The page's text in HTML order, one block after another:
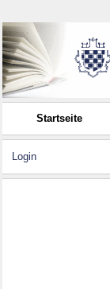
Startseite
Login